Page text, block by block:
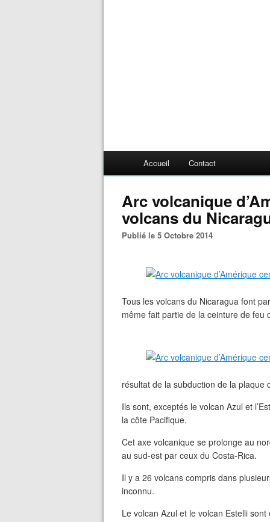
Accueil Contact
Arc volcanique
volcans du
Publié le 5 Octobre 2014
Tous les volcans du Nicaragua font
même fait partie de la ceinture de feu
résultat de la subduction de la
Ils sont, exceptés le volcan Azul et
la côte Pacifique.
Cet axe volcanique se prolonge au
au sud-est par ceux du Costa-Rica.
Il y a 26 volcans compris dans
inconnu.
Le volcan Azul et le volcan Estelli